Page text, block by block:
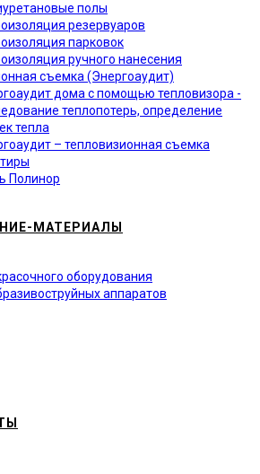
полы
резервуаров
парковок
ручного нанесения
съемка (Энергоаудит)
дома с помощью тепловизора -
теплопотерь, определение
тепла
– тепловизионная съемка
Полинор
МАТЕРИАЛЫ
оборудования
аппаратов